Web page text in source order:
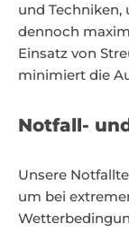
und
dennoch
Einsatz von
minimiert die
Notfall-
Unsere
um bei